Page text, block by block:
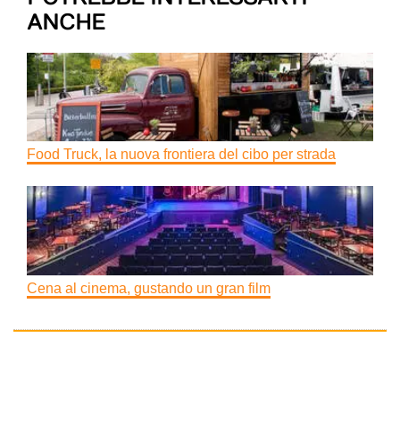
ANCHE
Food Truck, la nuova frontiera del cibo per strada
Cena al cinema, gustando un gran film